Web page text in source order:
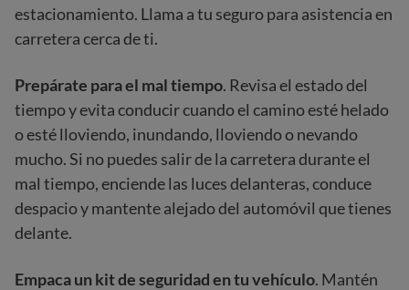
estacionamiento. Llama a tu seguro para asistencia en
carretera cerca de ti.
Prepárate para el mal tiempo. Revisa el estado del
tiempo y evita conducir cuando el camino esté helado
o esté lloviendo, inundando, lloviendo o nevando
mucho. Si no puedes salir de la carretera durante el
mal tiempo, enciende las luces delanteras, conduce
despacio y mantente alejado del automóvil que tienes
delante.
Empaca un kit de seguridad en tu vehículo. Mantén